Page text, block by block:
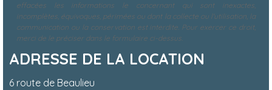
effacées les informations le concernant qui sont inexactes,
incomplètes, équivoques, périmées ou dont la collecte ou l'utilisation, la
communication ou la conservation est interdite. Pour exercer ce droit,
merci de le préciser dans le formulaire ci-dessus.
ADRESSE DE LA LOCATION
6 route de Beaulieu